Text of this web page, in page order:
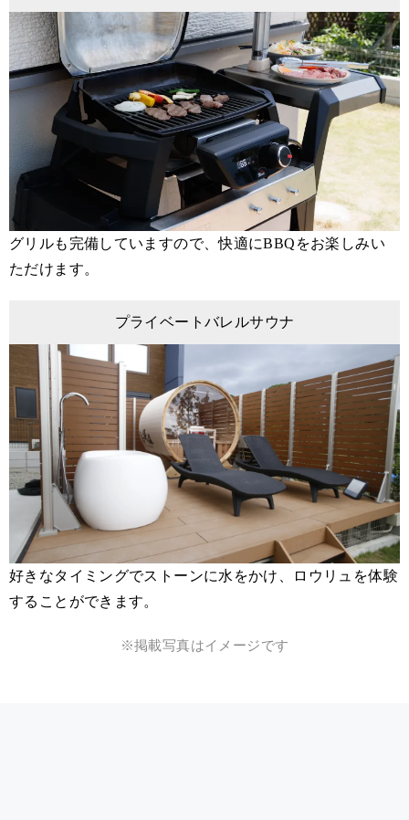
グリルも完備していますので、快適にBBQをお楽しみい
ただけます。
プライベートバレルサウナ
好きなタイミングでストーンに水をかけ、ロウリュを体験
することができます。
※掲載写真はイメージです